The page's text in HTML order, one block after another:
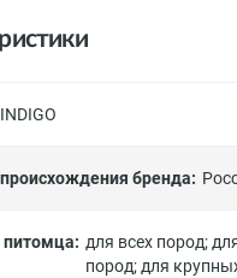
INDIGO
бренда:
для всех пород;
пород;для